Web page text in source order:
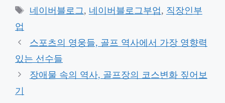
Tags
네이버블로그 , 네이버블로그부업 , 직장인부
업
스포츠의 영웅들, 골프 역사에서 가장 영향력
있는 선수들
장애물 속의 역사, 골프장의 코스변화 짚어보
기